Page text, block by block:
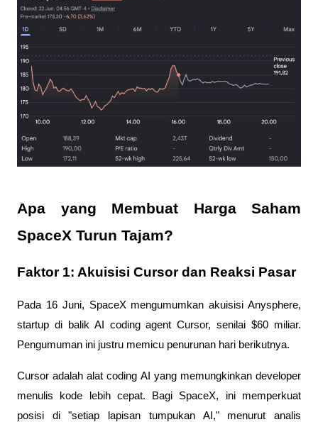
Apa yang Membuat Harga Saham
SpaceX Turun Tajam?
Faktor 1: Akuisisi Cursor dan Reaksi Pasar
Pada 16 Juni, SpaceX mengumumkan akuisisi Anysphere,
startup di balik AI coding agent Cursor, senilai $60 miliar.
Pengumuman ini justru memicu penurunan hari berikutnya.
Cursor adalah alat coding AI yang memungkinkan developer
menulis kode lebih cepat. Bagi SpaceX, ini memperkuat
posisi di "setiap lapisan tumpukan AI," menurut analis